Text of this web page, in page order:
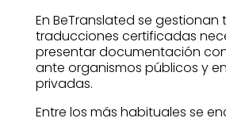
En BeTranslated se
traducciones certificadas
presentar documentación
ante organismos públicos y
privadas.
Entre los más habituales se